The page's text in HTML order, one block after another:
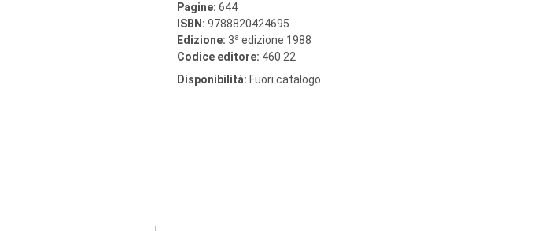
Pagine: 644
ISBN: 9788820424695
Edizione: 3a edizione 1988
Codice editore: 460.22
Disponibilità: Fuori catalogo